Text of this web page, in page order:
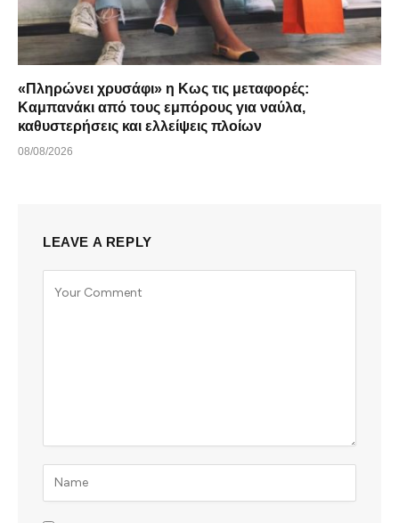
«Πληρώνει χρυσάφι» η Κως τις μεταφορές:
Καμπανάκι από τους εμπόρους για ναύλα,
καθυστερήσεις και ελλείψεις πλοίων
08/08/2026
LEAVE A REPLY